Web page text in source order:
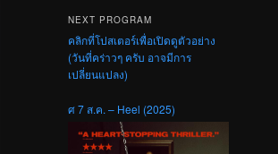
NEXT PROGRAM
คลิกที่โปสเตอร์เพื่อเปิดดูตัวอย่าง
(วันที่คร่าวๆ ครับ อาจมีการ
เปลี่ยนแปลง)
ศ 7 ส.ค. – Heel (2025)